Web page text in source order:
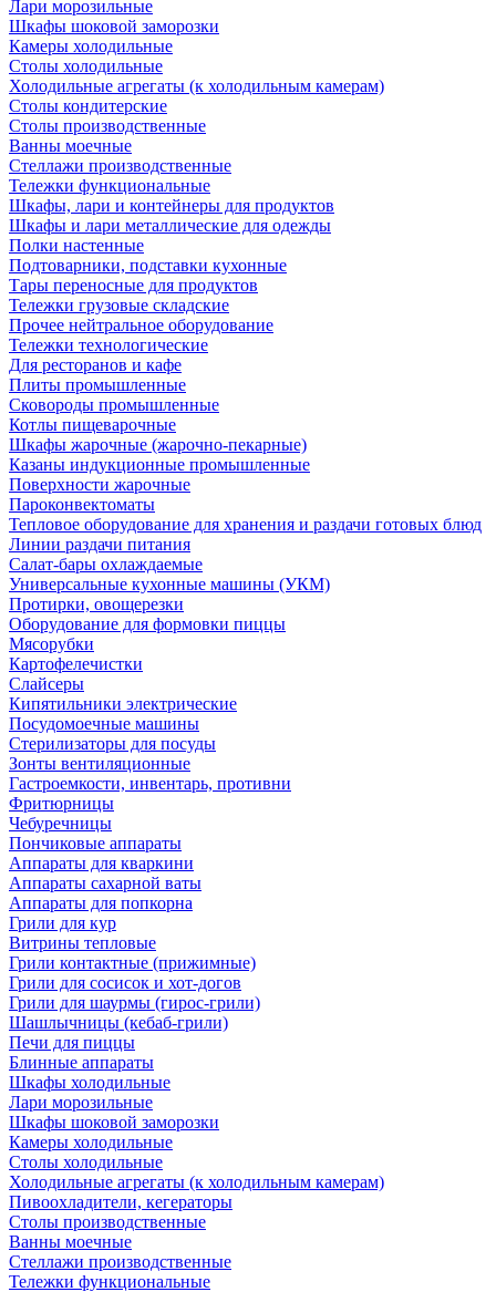
Лари морозильные
Шкафы шоковой заморозки
Камеры холодильные
Столы холодильные
Холодильные агрегаты (к холодильным камерам)
Столы кондитерские
Столы производственные
Ванны моечные
Стеллажи производственные
Тележки функциональные
Шкафы, лари и контейнеры для продуктов
Шкафы и лари металлические для одежды
Полки настенные
Подтоварники, подставки кухонные
Тары переносные для продуктов
Тележки грузовые складские
Прочее нейтральное оборудование
Тележки технологические
Для ресторанов и кафе
Плиты промышленные
Сковороды промышленные
Котлы пищеварочные
Шкафы жарочные (жарочно-пекарные)
Казаны индукционные промышленные
Поверхности жарочные
Пароконвектоматы
Тепловое оборудование для хранения и раздачи готовых блюд
Линии раздачи питания
Салат-бары охлаждаемые
Универсальные кухонные машины (УКМ)
Протирки, овощерезки
Оборудование для формовки пиццы
Мясорубки
Картофелечистки
Слайсеры
Кипятильники электрические
Посудомоечные машины
Стерилизаторы для посуды
Зонты вентиляционные
Гастроемкости, инвентарь, противни
Фритюрницы
Чебуречницы
Пончиковые аппараты
Аппараты для кваркини
Аппараты сахарной ваты
Аппараты для попкорна
Грили для кур
Витрины тепловые
Грили контактные (прижимные)
Грили для сосисок и хот-догов
Грили для шаурмы (гирос-грили)
Шашлычницы (кебаб-грили)
Печи для пиццы
Блинные аппараты
Шкафы холодильные
Лари морозильные
Шкафы шоковой заморозки
Камеры холодильные
Столы холодильные
Холодильные агрегаты (к холодильным камерам)
Пивоохладители, кегераторы
Столы производственные
Ванны моечные
Стеллажи производственные
Тележки функциональные